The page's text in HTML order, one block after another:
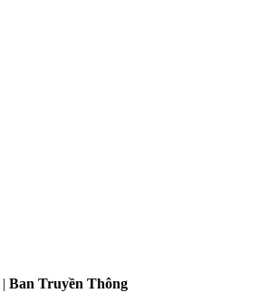
| Ban Truyền Thông